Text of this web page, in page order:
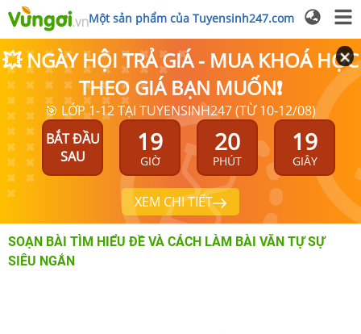
Một sản phẩm của Tuyensinh247.com
💥 NGÀY HỘI TRẢ GIÁ - MUA KHOÁ HỌC
THEO GIÁ BẠN MUỐN❗
🎯 LỚP 1-12 TẠI TUYENSINH247 (TỪ 10-12/08)
BẮT ĐẦU
SAU
19
GIỜ
20
PHÚT
19
GIÂY
XEM CHI TIẾT
SOẠN BÀI TÌM HIỂU ĐỀ VÀ CÁCH LÀM BÀI VĂN TỰ SỰ
SIÊU NGẮN